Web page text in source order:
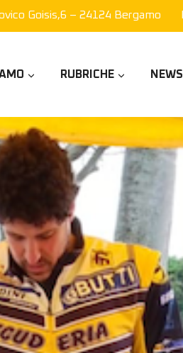
Goisis,6 – 24124 Bergamo
RUBRICHE NEWS